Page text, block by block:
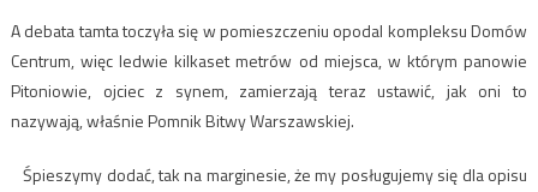
A debata tamta toczyła się w pomieszczeniu opodal kompleksu Domów
Centrum, więc ledwie kilkaset metrów od miejsca, w którym panowie
Pitoniowie, ojciec z synem, zamierzają teraz ustawić, jak oni to
nazywają, właśnie Pomnik Bitwy Warszawskiej.
Śpieszymy dodać, tak na marginesie, że my posługujemy się dla opisu